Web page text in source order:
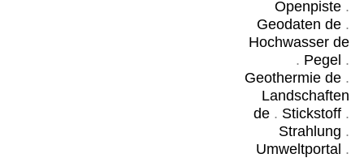
Openpiste.
Geodaten de.
Hochwasser de
. Pegel .
Geothermie de.
Landschaften
de. Stickstoff.
Strahlung .
Umweltportal .